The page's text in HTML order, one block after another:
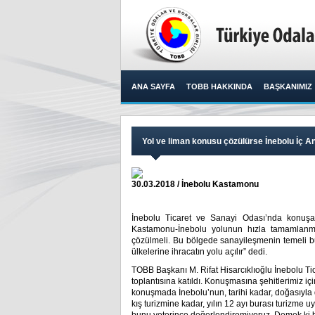
ANA SAYFA TOBB HAKKINDA BAŞKANIMIZ
Yol ve liman konusu çözülürse İnebolu İç
30.03.2018 / İnebolu Kastamonu
İnebolu Ticaret ve Sanayi Odası’nda
Kastamonu-İnebolu yolunun hızla
çözülmeli. Bu bölgede sanayileşmenin temeli
ülkelerine ihracatın yolu açılır” dedi.​
TOBB Başkanı M. Rifat Hisarcıklıoğlu İnebolu
toplantısına katıldı. Konuşmasına şehitlerimiz
konuşmada İnebolu’nun, tarihi kadar,
kış turizmine kadar, yılın 12 ayı burası